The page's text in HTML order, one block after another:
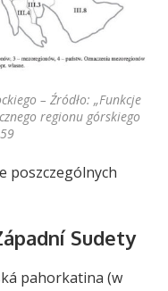
– Źródło: „Funkcje
regionu górskiego
poszczególnych
Sudety
pahorkatina (w